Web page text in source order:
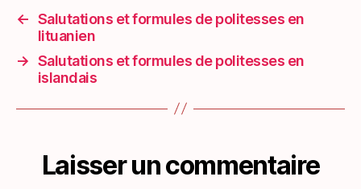
← Salutations et formules de politesses en
lituanien
→ Salutations et formules de politesses en
islandais
Laisser un commentaire